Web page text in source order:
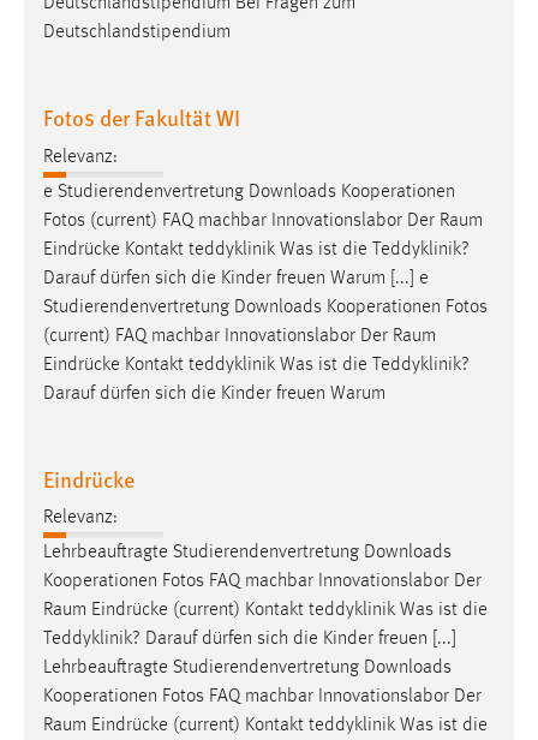
Deutschlandstipendium Bei Fragen zum
Deutschlandstipendium
Fotos der Fakultät WI
Relevanz:
e Studierendenvertretung Downloads Kooperationen
Fotos (current) FAQ machbar Innovationslabor Der Raum
Eindrücke Kontakt teddyklinik Was ist die Teddyklinik?
Darauf dürfen sich die Kinder freuen Warum [...] e
Studierendenvertretung Downloads Kooperationen Fotos
(current) FAQ machbar Innovationslabor Der Raum
Eindrücke Kontakt teddyklinik Was ist die Teddyklinik?
Darauf dürfen sich die Kinder freuen Warum
Eindrücke
Relevanz:
Lehrbeauftragte Studierendenvertretung Downloads
Kooperationen Fotos FAQ machbar Innovationslabor Der
Raum Eindrücke (current) Kontakt teddyklinik Was ist die
Teddyklinik? Darauf dürfen sich die Kinder freuen [...]
Lehrbeauftragte Studierendenvertretung Downloads
Kooperationen Fotos FAQ machbar Innovationslabor Der
Raum Eindrücke (current) Kontakt teddyklinik Was ist die